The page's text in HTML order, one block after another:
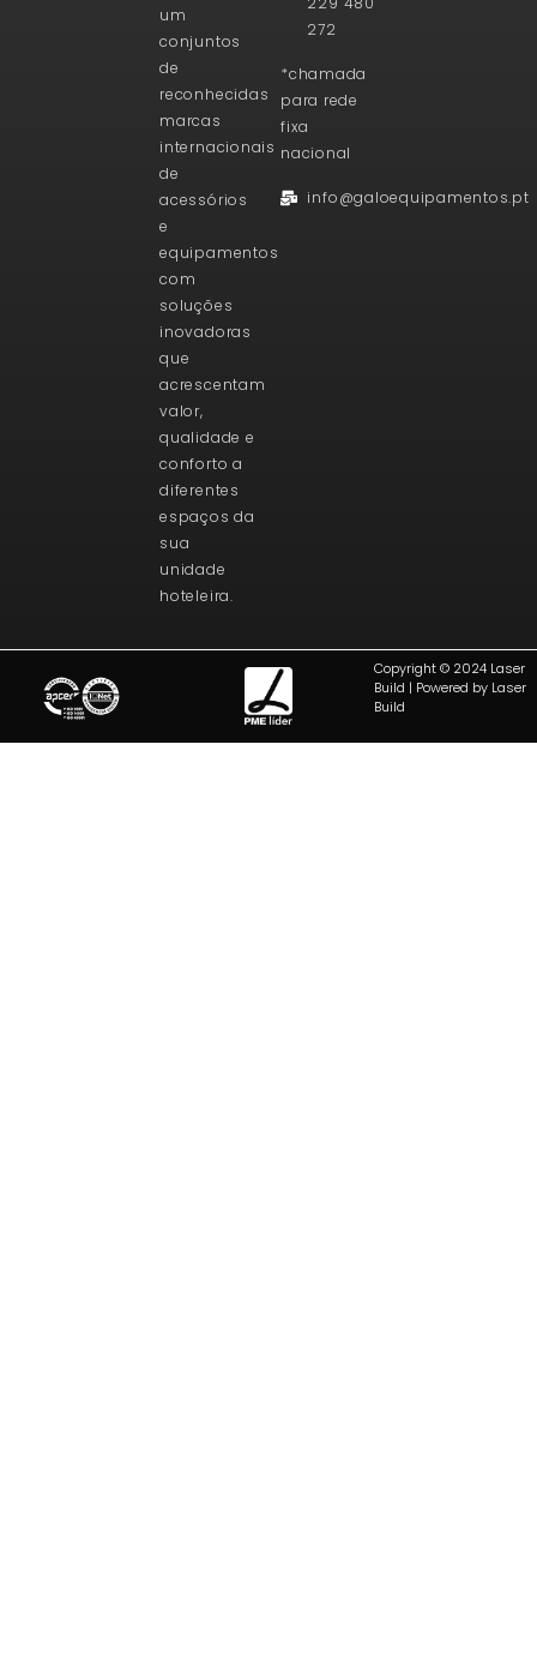
um
conjuntos
de
reconhecidas
marcas
internacionais
de
acessórios
e
equipamentos
com
soluções
inovadoras
que
acrescentam
valor,
qualidade e
conforto a
diferentes
espaços da
sua
unidade
hoteleira.
272
*chamada
para rede
fixa
nacional
info@galoequipamentos.pt
Copyright © 2024 Laser
Build | Powered by Laser
Build